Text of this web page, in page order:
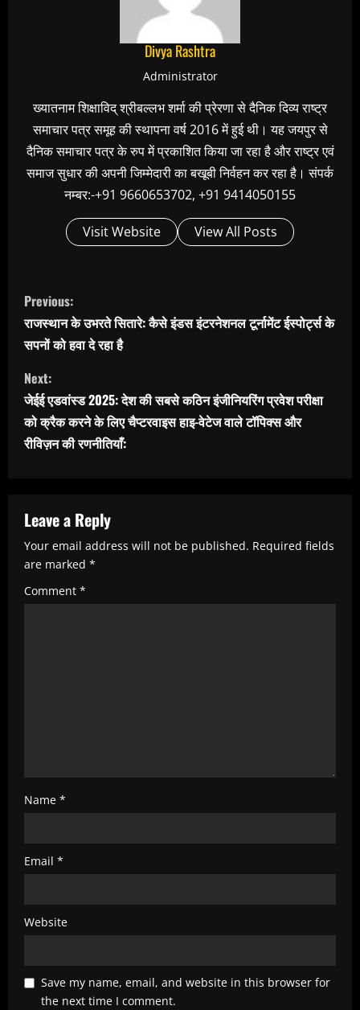
Divya Rashtra
Administrator
ख्यातनाम शिक्षाविद् श्रीबल्लभ शर्मा की प्रेरणा से दैनिक दिव्य राष्ट्र
समाचार पत्र समूह की स्थापना वर्ष 2016 में हुई थी। यह जयपुर से
दैनिक समाचार पत्र के रुप में प्रकाशित किया जा रहा है और राष्ट्र एवं
समाज सुधार की अपनी जिम्मेदारी का बखूबी निर्वहन कर रहा है। संपर्क
नम्बर:-+91 9660653702, +91 9414050155
Visit Website View All Posts
C
o
n
t
i
n
u
e
a
d
i
Previous:
राजस्थान के उभरते सितारे: कैसे इंडस इंटरनेशनल टूर्नामेंट ईस्पोर्ट्स के
सपनों को हवा दे रहा है
Next:
जेईई एडवांस्ड 2025: देश की सबसे कठिन इंजीनियरिंग प्रवेश परीक्षा
को क्रैक करने के लिए चैप्टरवाइस हाइ-वेटेज वाले टॉपिक्स और
रीविज़न की रणनीतियाँ:
Leave a Reply
Your email address will not be published. Required fields
are marked *
Comment *
Name *
Email *
Website
Save my name, email, and website in this browser for
the next time I comment.